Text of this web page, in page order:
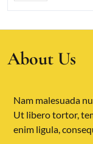
About Us
Nam malesuada
Ut libero tortor,
enim ligula,